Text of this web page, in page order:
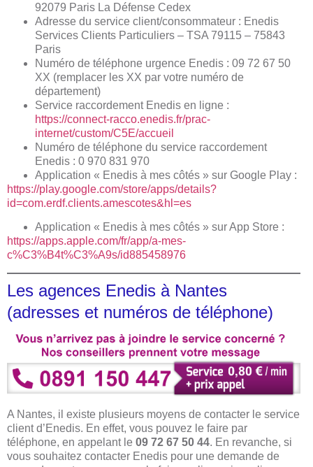
92079 Paris La Défense Cedex
Adresse du service client/consommateur : Enedis
Services Clients Particuliers – TSA 79115 – 75843
Paris
Numéro de téléphone urgence Enedis : 09 72 67 50
XX (remplacer les XX par votre numéro de
département)
Service raccordement Enedis en ligne :
https://connect-racco.enedis.fr/prac-
internet/custom/C5E/accueil
Numéro de téléphone du service raccordement
Enedis : 0 970 831 970
Application « Enedis à mes côtés » sur Google Play :
https://play.google.com/store/apps/details?
id=com.erdf.clients.amescotes&hl=es
Application « Enedis à mes côtés » sur App Store :
https://apps.apple.com/fr/app/a-mes-
c%C3%B4t%C3%A9s/id885458976
Les agences Enedis à Nantes
(adresses et numéros de téléphone)
A Nantes, il existe plusieurs moyens de contacter le service
client d’Enedis. En effet, vous pouvez le faire par
téléphone, en appelant le 09 72 67 50 44. En revanche, si
vous souhaitez contacter Enedis pour une demande de